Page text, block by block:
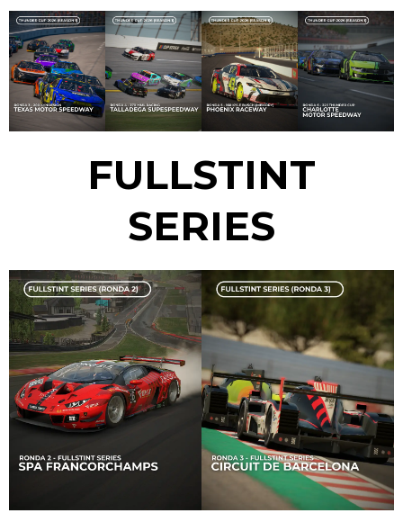
FULLSTINT
SERIES